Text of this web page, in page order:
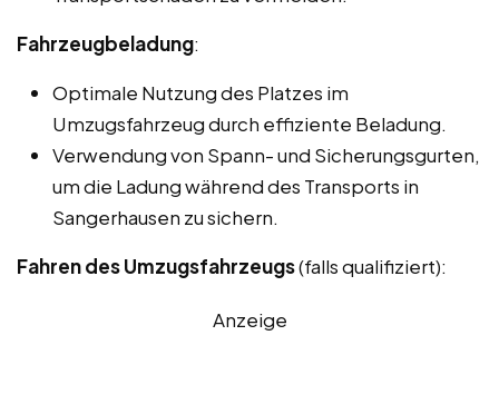
Fahrzeugbeladung:
Optimale Nutzung des Platzes im
Umzugsfahrzeug durch effiziente Beladung.
Verwendung von Spann- und Sicherungsgurten,
um die Ladung während des Transports in
Sangerhausen zu sichern.
Fahren des Umzugsfahrzeugs(falls qualifiziert):
Anzeige